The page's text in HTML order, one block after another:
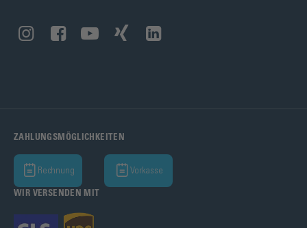
ZAHLUNGSMÖGLICHKEITEN
Rechnung Vorkasse
WIR VERSENDEN MIT